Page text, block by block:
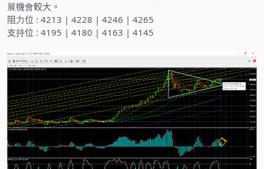
展機會較大。
阻力位 : 4213 | 4228 | 4246 | 4265
支持位 : 4195 | 4180 | 4163 | 4145